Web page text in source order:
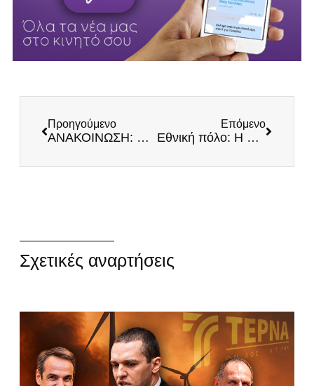
Προηγούμενο
ΑΝΑΚΟΙΝΩΣΗ: Τρόμος κυρίευσε τους καταστροφείς της χώρας
Επόμενο
Εθνική πόλο: Η συγγνώμη του μεγαλείου και της ενσυναίσθησης – Μόνο υπερηφάνεια για τους αθλητές μας
Σχετικές αναρτήσεις